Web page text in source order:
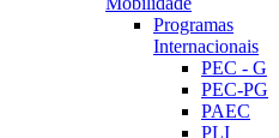
Programas
Internacionais
PEC - G
PEC-PG
PAEC
PLI